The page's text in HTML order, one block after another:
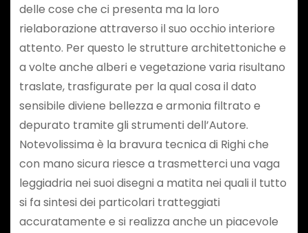
delle cose che ci presenta ma la loro
rielaborazione attraverso il suo occhio interiore
attento. Per questo le strutture architettoniche e
a volte anche alberi e vegetazione varia risultano
traslate, trasfigurate per la qual cosa il dato
sensibile diviene bellezza e armonia filtrato e
depurato tramite gli strumenti dell’Autore.
Notevolissima è la bravura tecnica di Righi che
con mano sicura riesce a trasmetterci una vaga
leggiadria nei suoi disegni a matita nei quali il tutto
si fa sintesi dei particolari tratteggiati
accuratamente e si realizza anche un piacevole